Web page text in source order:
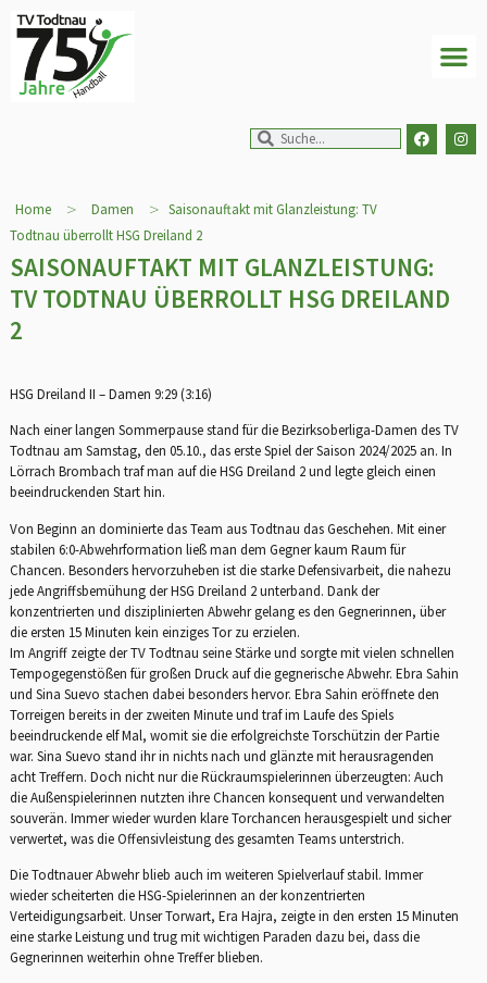
Home > Damen > Saisonauftakt mit Glanzleistung: TV
Todtnau überrollt HSG Dreiland 2
SAISONAUFTAKT MIT GLANZLEISTUNG:
TV TODTNAU ÜBERROLLT HSG DREILAND
2
HSG Dreiland II – Damen 9:29 (3:16)
Nach einer langen Sommerpause stand für die Bezirksoberliga-Damen des TV
Todtnau am Samstag, den 05.10., das erste Spiel der Saison 2024/2025 an. In
Lörrach Brombach traf man auf die HSG Dreiland 2 und legte gleich einen
beeindruckenden Start hin.
Von Beginn an dominierte das Team aus Todtnau das Geschehen. Mit einer
stabilen 6:0-Abwehrformation ließ man dem Gegner kaum Raum für
Chancen. Besonders hervorzuheben ist die starke Defensivarbeit, die nahezu
jede Angriffsbemühung der HSG Dreiland 2 unterband. Dank der
konzentrierten und disziplinierten Abwehr gelang es den Gegnerinnen, über
die ersten 15 Minuten kein einziges Tor zu erzielen.
Im Angriff zeigte der TV Todtnau seine Stärke und sorgte mit vielen schnellen
Tempogegenstößen für großen Druck auf die gegnerische Abwehr. Ebra Sahin
und Sina Suevo stachen dabei besonders hervor. Ebra Sahin eröffnete den
Torreigen bereits in der zweiten Minute und traf im Laufe des Spiels
beeindruckende elf Mal, womit sie die erfolgreichste Torschützin der Partie
war. Sina Suevo stand ihr in nichts nach und glänzte mit herausragenden
acht Treffern. Doch nicht nur die Rückraumspielerinnen überzeugten: Auch
die Außenspielerinnen nutzten ihre Chancen konsequent und verwandelten
souverän. Immer wieder wurden klare Torchancen herausgespielt und sicher
verwertet, was die Offensivleistung des gesamten Teams unterstrich.
Die Todtnauer Abwehr blieb auch im weiteren Spielverlauf stabil. Immer
wieder scheiterten die HSG-Spielerinnen an der konzentrierten
Verteidigungsarbeit. Unser Torwart, Era Hajra, zeigte in den ersten 15 Minuten
eine starke Leistung und trug mit wichtigen Paraden dazu bei, dass die
Gegnerinnen weiterhin ohne Treffer blieben.